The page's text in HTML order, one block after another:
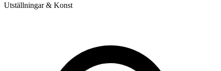
Utställningar & Konst